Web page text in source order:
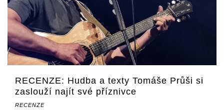
RECENZE: Hudba a texty Tomáše Průši si
zaslouží najít své příznivce
RECENZE